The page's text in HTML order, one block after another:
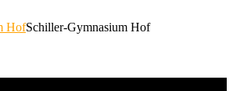
Schiller-Gymnasium Hof